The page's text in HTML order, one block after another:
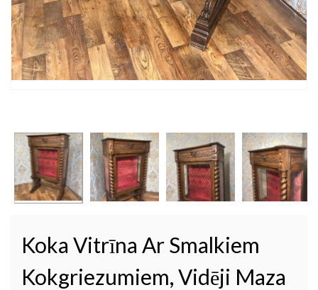
Koka Vitrīna Ar Smalkiem
Kokgriezumiem, Vidēji Maza